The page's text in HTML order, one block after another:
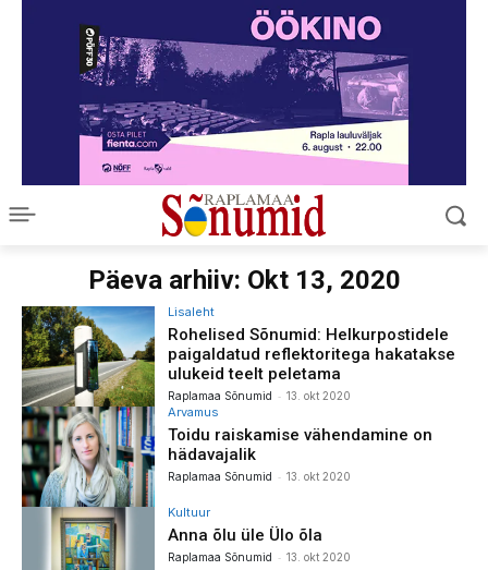
Päeva arhiiv: Okt 13, 2020
Lisaleht
Rohelised Sõnumid: Helkurpostidele
paigaldatud reflektoritega hakatakse
ulukeid teelt peletama
Raplamaa Sõnumid - 13. okt 2020
Arvamus
Toidu raiskamise vähendamine on
hädavajalik
Raplamaa Sõnumid - 13. okt 2020
Kultuur
Anna õlu üle Ülo õla
Raplamaa Sõnumid - 13. okt 2020